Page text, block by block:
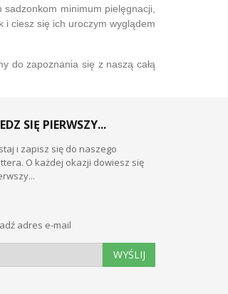
minimum pielęgnacji,
ciesz się ich uroczym wyglądem
do zapoznania się z naszą całą
SIĘ PIERWSZY...
i zapisz się do naszego
O każdej okazji dowiesz się
adres e-mail
WYŚLIJ